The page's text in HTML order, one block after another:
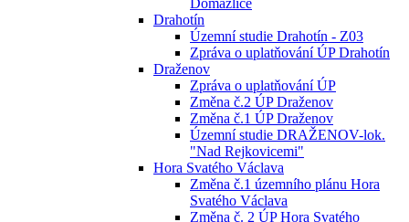
Domažlice
Drahotín
Územní studie Drahotín - Z03
Zpráva o uplatňování ÚP Drahotín
Draženov
Zpráva o uplatňování ÚP
Změna č.2 ÚP Draženov
Změna č.1 ÚP Draženov
Územní studie DRAŽENOV-lok.
"Nad Rejkovicemi"
Hora Svatého Václava
Změna č.1 územního plánu Hora
Svatého Václava
Změna č. 2 ÚP Hora Svatého